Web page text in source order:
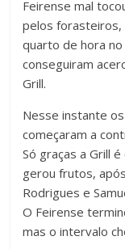
Feirense mal
pelos forasteiros,
quarto de hora
conseguiram
Grill.
Nesse instante
começaram a
Só graças a Grill
gerou frutos,
Rodrigues e
O Feirense
mas o intervalo